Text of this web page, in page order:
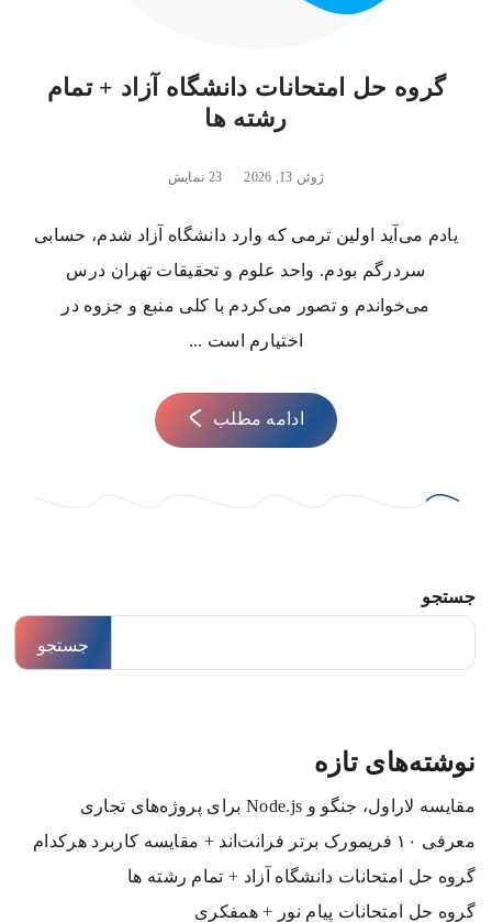
گروه حل امتحانات دانشگاه آزاد + تمام
رشته ها
ژوئن 13, 2026 23 نمایش
یادم می‌آید اولین ترمی که وارد دانشگاه آزاد شدم، حسابی
سردرگم بودم. واحد علوم و تحقیقات تهران درس
می‌خواندم و تصور می‌کردم با کلی منبع و جزوه در
اختیارم است ...
ادامه مطلب
جستجو
جستجو
نوشته‌های تازه
مقایسه لاراول، جنگو و Node.js برای پروژه‌های تجاری
معرفی ۱۰ فریمورک برتر فرانت‌اند + مقایسه کاربرد هرکدام
گروه حل امتحانات دانشگاه آزاد + تمام رشته ها
گروه حل امتحانات پیام نور + همفکری